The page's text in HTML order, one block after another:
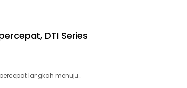
DTI Series
langkah menuju…